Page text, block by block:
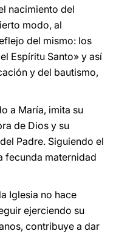
nacimiento del
modo, al
del mismo: los
Espíritu Santo» y así
y del bautismo,
a María, imita su
de Dios y su
Padre. Siguiendo el
fecunda maternidad
Iglesia no hace
ejerciendo su
contribuye a dar